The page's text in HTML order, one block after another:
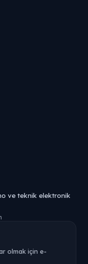
ve teknik elektronik
olmak için e-